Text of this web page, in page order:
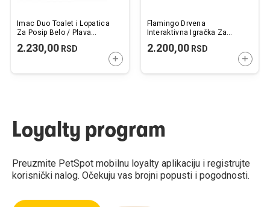
Imac Duo Toalet i Lopatica
Za Posip Belo / Plava
2.230,00 RSD
DODAJTE U KORPU
Flamingo Drvena
Interaktivna Igračka Za
2.200,00RSD
Loyalty program
Preuzmite PetSpot mobilnu loyalty aplikaciju i registrujte
korisnički nalog. Očekuju vas brojni popusti i pogodnosti.